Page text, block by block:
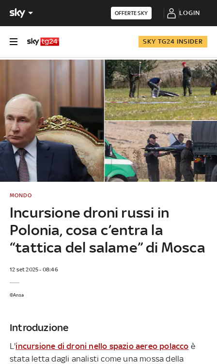
OFFERTE SKY LOGIN
SKY TG24 INSIDER
Incursione droni russi in
Polonia, cosa c’entra la
“tattica del salame” di Mosca
MONDO
12 set 2025 - 08:46
©Ansa
Introduzione
L'incursione di droni nello spazio aereo polacco è
stata letta dagli analisti come una mossa della